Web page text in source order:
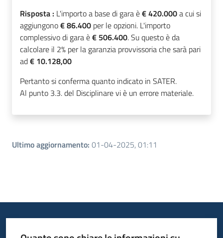
Risposta : L'importo a base di gara è€ 420.000a cui si
aggiungono€ 86.400 per le opzioni. L'importo
complessivo di gara è€ 506.400. Su questo è da
calcolare il 2% per la garanzia provvissoria che sarà pari
ad€ 10.128,00
Pertanto si conferma quanto indicato in SATER.
Al punto 3.3. del Disciplinare vi è un errore materiale.
Ultimo aggiornamento: 01-04-2025, 01:11